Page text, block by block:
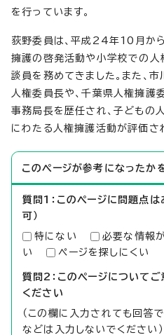
を行っています。
荻野委員は、平成24年10月か
擁護の啓発活動や小学校での人
談員を務めてきました。また、
人権委員長や、千葉県人権擁護
事務局長を歴任され、子どもの
にわたる人権擁護活動が評価さ
このページが参考になったか
質問1：このページに問題点は
可）
特にない 必要な情報
い
ページを探しにくい
質問2：このページについて
ください
（この欄に入力されても回答
などは入力しないでください）